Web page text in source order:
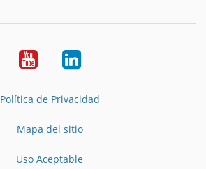
YouTubeLinkedIn
Política de Privacidad
Mapa del sitio
Uso Aceptable